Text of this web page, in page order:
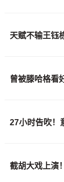
27小时告吹！